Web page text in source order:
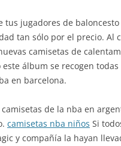
tus jugadores de
tan sólo por el precio. Al
camisetas de
álbum se recogen
en barcelona.
de la nba en
camisetas nba niños Si
y compañía la hayan